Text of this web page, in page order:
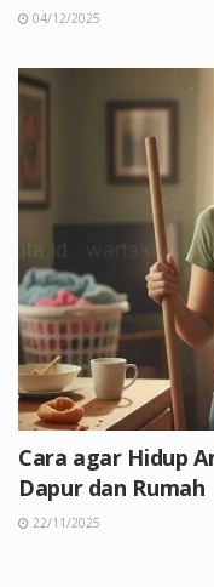
04/12/2025
Cara agar Hidup
Dapur dan Rumah
22/11/2025